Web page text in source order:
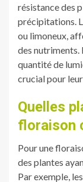
résistance des
précipitations.
ou limoneux,
des nutriments.
quantité de
crucial pour
Quelles
floraison
Pour une
des plantes
Par exemple,